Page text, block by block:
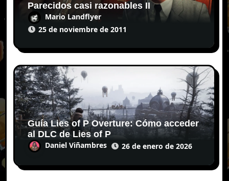
Parecidos casi razonables II
Mario Landflyer
25 de noviembre de 2011
Guía Lies of P Overture: Cómo acceder
al DLC de Lies of P
Daniel Viñambres 26 de enero de 2026